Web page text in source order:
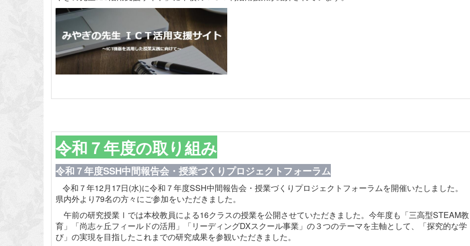
令和７年度の取り組み
令和７年度SSH中間報告会・授業づくりプロジェクトフォーラム
令和７年12月17日(水)に令和７年度SSH中間報告会・授業づくりプロジェクトフォーラムを開催いたしました。
県内外より79名の方々にご参加をいただきました。
午前の研究授業Ⅰでは本校教員による16クラスの授業を公開させていただきました。今年度も「三高型STEAM教
育」「尚志ヶ丘フィールドの活用」「リーディングDXスクール事業」の３つのテーマを主軸として、「探究的な学
び」の実現を目指したこれまでの研究成果を参観いただきました。